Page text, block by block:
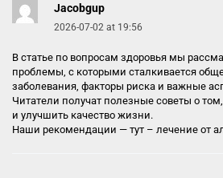
Jacobgup
2026-07-02 at 19:56
В статье по вопросам здоровья мы
проблемы, с которыми сталкивается
заболевания, факторы риска и важные
Читатели получат полезные советы о
и улучшить качество жизни.
Наши рекомендации — тут – лечение от